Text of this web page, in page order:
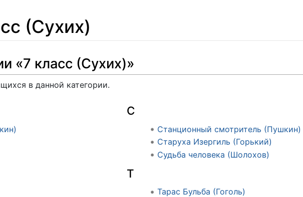
(Сухих)
«7 класс (Сухих)»
в данной категории.
С
Станционный смотритель (Пушкин)
Старуха Изергиль (Горький)
Судьба человека (Шолохов)
Т
Тарас Бульба (Гоголь)